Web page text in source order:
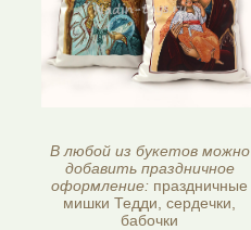
В любой из букетов можно
добавить праздничное
оформление: праздничные
мишки Тедди, сердечки,
бабочки